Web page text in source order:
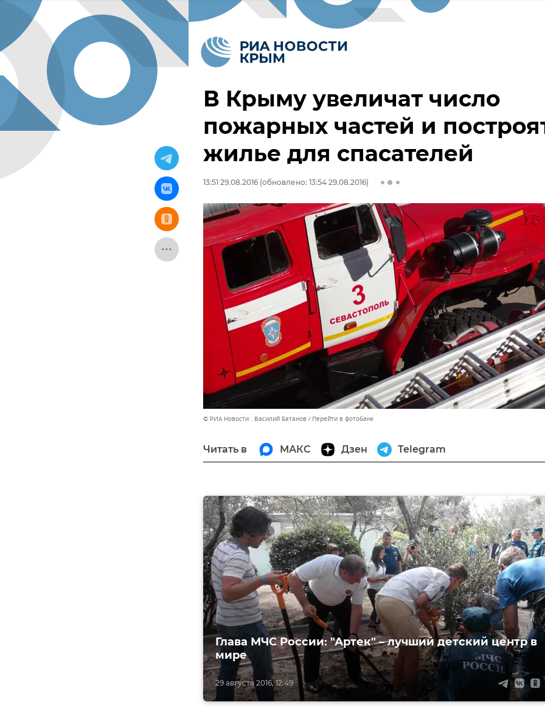
В Крыму увеличат число
пожарных частей и
жилье для спасателей
13:51 29.08.2016 (обновлено: 13:54 29.08.2016)
© РИА Новости . Василий Батанов Перейти в фотобанк
Читать в МАКС Дзен Telegram
29 августа 2016, 12:49
Глава МЧС России: "Артек" – лучший детский центр в
мире